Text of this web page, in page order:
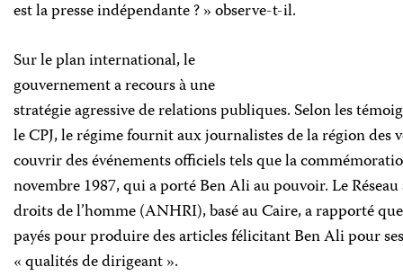
est la presse indépendante ? » observe-t-il.
Sur le plan international, le
gouvernement a recours à une
stratégie agressive de relations publiques. Selon les
le CPJ, le régime fournit aux journalistes de la région des
couvrir des événements officiels tels que la
novembre 1987, qui a porté Ben Ali au pouvoir. Le
droits de l’homme (ANHRI), basé au Caire, a rapporté
payés pour produire des articles félicitant Ben Ali pour
« qualités de dirigeant ».